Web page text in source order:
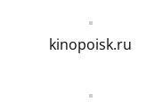
kinopoisk.ru